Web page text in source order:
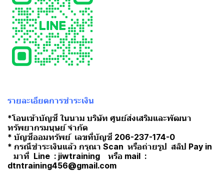
รายละเอียดการชำระเงิน
*โอนเข้าบัญชี ในนาม บริษัท ศูนย์ส่งเสริมและพัฒนา
ทรัพยากรมนุษย์ จำกัด
* บัญชีออมทรัพย์ เลขที่บัญชี 206-237-174-0
* กรณีชำระเงินแล้ว กรุณา Scan หรือถ่ายรูป สลิป Pay in
มาที่ Line : jiwtraining หรือ mail :
dtntraining456@gmail.com